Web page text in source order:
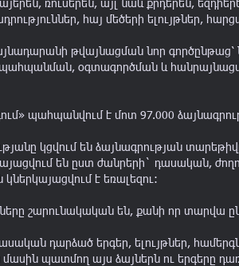
ռուսերեն, այլ նաև քրդերեն,
հայ մեծերի ելույթներ,
թվայնացման նոր
օգտագործման և
պահպանվում է մոտ 97.000
կցվում են ձայնագրության
են ըստ ժանրերի` դասական,
է եռալեզու:
շարունակական են, քանի որ տարվա
դարձած երգեր, ելույթներ,
պատմող այս ձայներն ու երգերը